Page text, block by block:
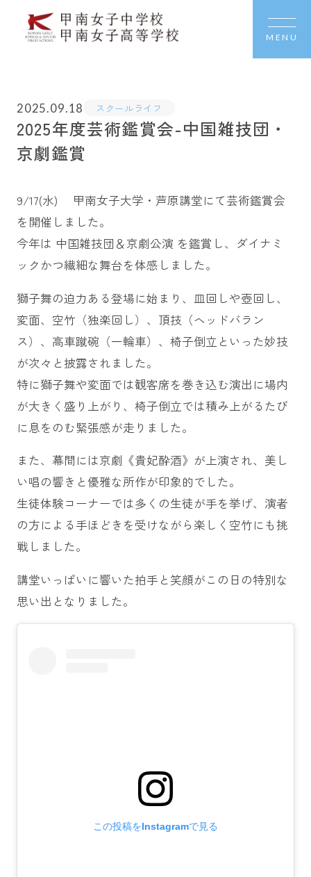
MENU
2025.09.18 スクールライフ
2025年度芸術鑑賞会-中国雑技団・
京劇鑑賞
9/17(水) 甲南女子大学・芦原講堂にて芸術鑑賞会
を開催しました。
今年は 中国雑技団＆京劇公演 を鑑賞し、ダイナミ
ックかつ繊細な舞台を体感しました。
獅子舞の迫力ある登場に始まり、皿回しや壺回し、
変面、空竹（独楽回し）、頂技（ヘッドバラン
ス）、高車蹴碗（一輪車）、椅子倒立といった妙技
が次々と披露されました。
特に獅子舞や変面では観客席を巻き込む演出に場内
が大きく盛り上がり、椅子倒立では積み上がるたび
に息をのむ緊張感が走りました。
また、幕間には京劇《貴妃酔酒》が上演され、美し
い唱の響きと優雅な所作が印象的でした。
生徒体験コーナーでは多くの生徒が手を挙げ、演者
の方による手ほどきを受けながら楽しく空竹にも挑
戦しました。
講堂いっぱいに響いた拍手と笑顔がこの日の特別な
思い出となりました。
この投稿をInstagramで見る